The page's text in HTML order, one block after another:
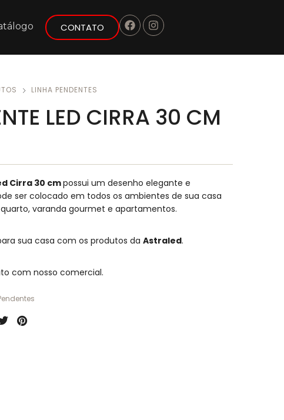
CONTATO
LINHA PENDENTES
LED CIRRA 30 CM
Cirra 30 cmpossui um desenho elegante e
ser colocado em todos os ambientes de sua casa
varanda gourmet e apartamentos.
sua casa com os produtos da Astraled.
com nosso comercial.